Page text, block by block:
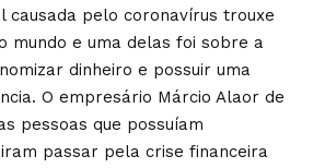
causada pelo coronavírus trouxe
mundo e uma delas foi sobre a
dinheiro e possuir uma
O empresário Márcio Alaor de
pessoas que possuíam
passar pela crise financeira